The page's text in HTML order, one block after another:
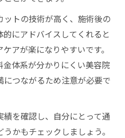
トの技術が高く、施術後の
にアドバイスしてくれると
アが楽になりやすいです。
体系が分かりにくい美容院
つながるため注意が必要で
績を確認し、自分にとって通
かもチェックしましょう。